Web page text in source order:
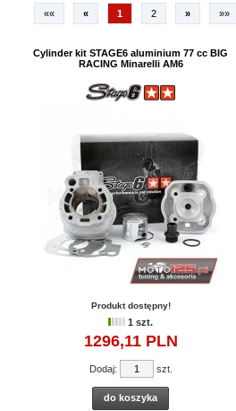
«« « 1 2 » »»
Cylinder kit STAGE6 aluminium 77 cc BIG
RACING Minarelli AM6
Produkt dostępny!
1 szt.
1296,11PLN
Dodaj: szt.
do koszyka